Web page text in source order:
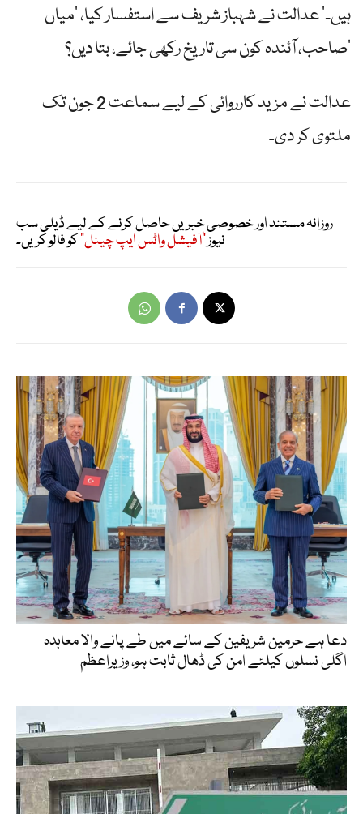
ہیں۔‘ عدالت نے شہباز شریف سے استفسار کیا، ’میاں
صاحب، آئندہ کون سی تاریخ رکھی جائے، بتا دیں؟‘
عدالت نے مزید کارروائی کے لیے سماعت 2 جون تک
ملتوی کر دی۔
روزانہ مستند اور خصوصی خبریں حاصل کرنے کے لیے ڈیلی سب
نیوز"آفیشل واٹس ایپ چینل"کو فالو کریں۔
دعا ہے حرمین شریفین کے سائے میں طے پانے والا معاہدہ
اگلی نسلوں کیلئے امن کی ڈھال ثابت ہو، وزیراعظم